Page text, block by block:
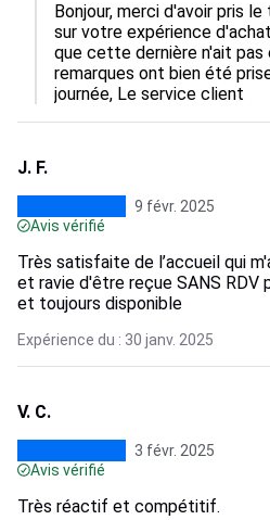
Bonjour, merci d'avoir pris
sur votre expérience
que cette dernière n'ait pas
remarques ont bien été
journée, Le service client
J. F.
9 févr. 2025
Avis vérifié
Très satisfaite de l’accueil qui
et ravie d'être reçue SANS RDV
et toujours disponible
Expérience du : 30 janv. 2025
V. C.
3 févr. 2025
Avis vérifié
Très réactif et compétitif.